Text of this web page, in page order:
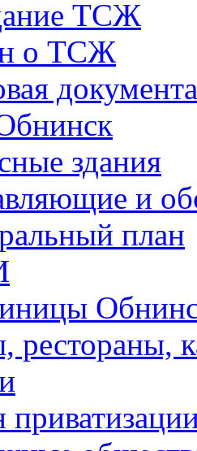
ТСЖ
о ТСЖ
здания
и
план
рестораны,